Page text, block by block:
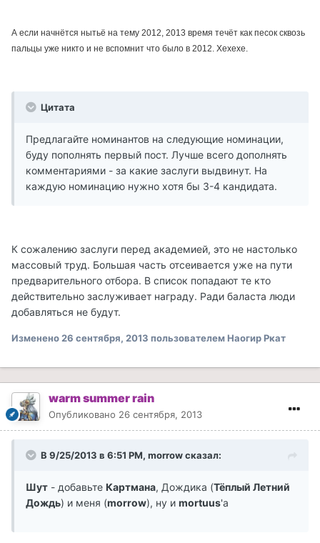
А если начнётся нытьё на тему 2012, 2013 время течёт как песок сквозь
пальцы уже никто и не вспомнит что было в 2012. Хехехе.
Цитата
Предлагайте номинантов на следующие номинации,
буду пополнять первый пост. Лучше всего дополнять
комментариями - за какие заслуги выдвинут. На
каждую номинацию нужно хотя бы 3-4 кандидата.
К сожалению заслуги перед академией, это не настолько
массовый труд. Большая часть отсеивается уже на пути
предварительного отбора. В список попадают те кто
действительно заслуживает награду. Ради баласта люди
добавляться не будут.
Изменено26 сентября, 2013 пользователем Наогир Ркат
warm summer rain
Опубликовано 26 сентября, 2013
В 9/25/2013 в 6:51 PM, morrow сказал:
Шут - добавьте Картмана, Дождика (Тёплый Летний
Дождь) и меня (morrow), ну и mortuus'а